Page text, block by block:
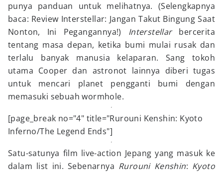
punya panduan untuk melihatnya. (Selengkapnya
baca: Review Interstellar: Jangan Takut Bingung Saat
Nonton, Ini Pegangannya!) Interstellarbercerita
tentang masa depan, ketika bumi mulai rusak dan
terlalu banyak manusia kelaparan. Sang tokoh
utama Cooper dan astronot lainnya diberi tugas
untuk mencari planet pengganti bumi dengan
memasuki sebuah wormhole.
[page_break no="4" title="Rurouni Kenshin: Kyoto
Inferno/The Legend Ends"]
Satu-satunya film live-action Jepang yang masuk ke
dalam list ini. Sebenarnya Rurouni Kenshin: Kyoto